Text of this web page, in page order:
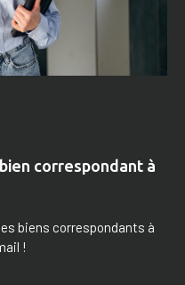
correspondant à
biens correspondants à
!